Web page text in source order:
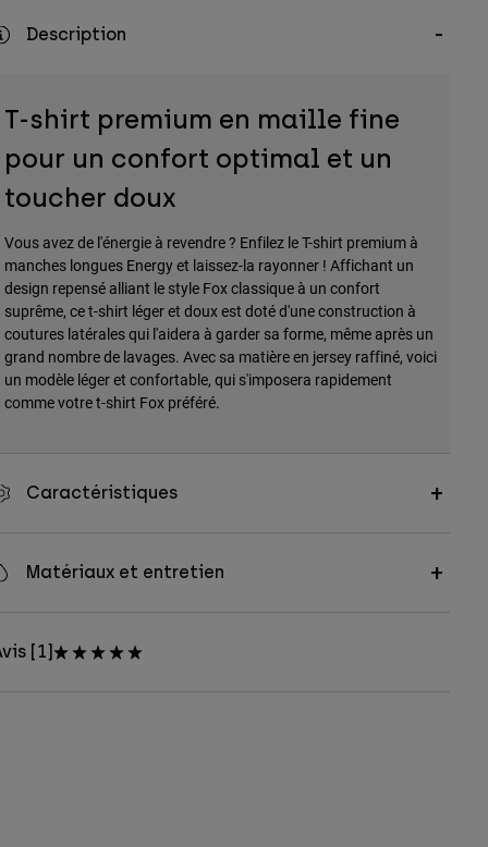
Description
T-shirt premium en maille fine
pour un confort optimal et un
toucher doux
Vous avez de l'énergie à revendre ? Enfilez le T-shirt premium à
manches longues Energy et laissez-la rayonner ! Affichant un
design repensé alliant le style Fox classique à un confort
suprême, ce t-shirt léger et doux est doté d'une construction à
coutures latérales qui l'aidera à garder sa forme, même après un
grand nombre de lavages. Avec sa matière en jersey raffiné, voici
un modèle léger et confortable, qui s'imposera rapidement
comme votre t-shirt Fox préféré.
Caractéristiques
Matériaux et entretien
[1]